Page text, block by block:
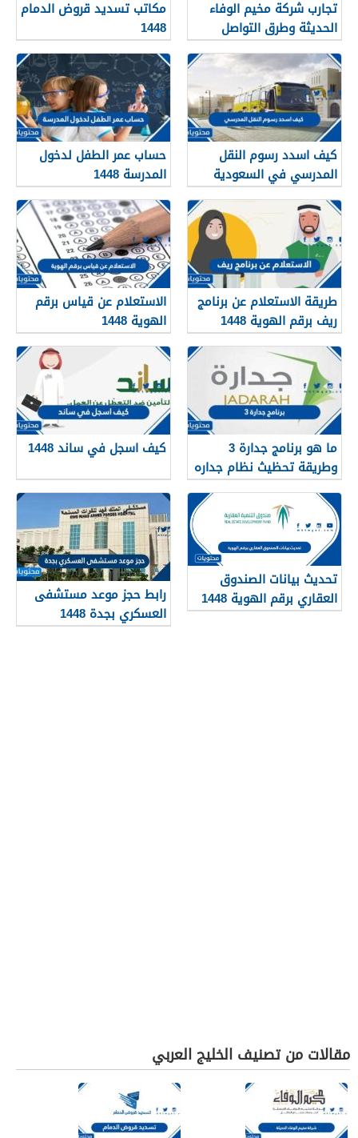
تجارب شركة مخيم الوفاء
الحديثة وطرق التواصل
معهم 1448
مكاتب تسديد قروض الدمام
1448
كيف اسدد رسوم النقل
المدرسي في السعودية
1448
حساب عمر الطفل لدخول
المدرسة 1448
طريقة الاستعلام عن برنامج
ريف برقم الهوية 1448
الاستعلام عن قياس برقم
الهوية 1448
services.qiyas.sa
ما هو برنامج جدارة 3
وطريقة تحظيث نظام جداره
1448
كيف اسجل في ساند 1448
تحديث بيانات الصندوق
العقاري برقم الهوية 1448
الرابط والخطوات
رابط حجز موعد مستشفى
العسكري بجدة 1448
مقالات من تصنيف الخليج العربي